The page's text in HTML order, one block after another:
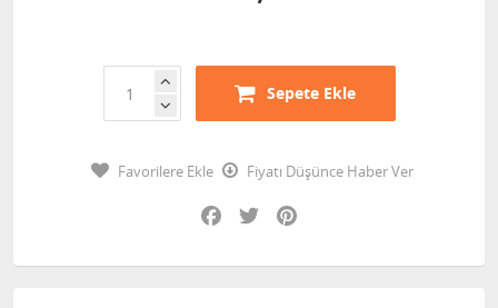
Sepete Ekle
Favorilere Ekle
Fiyatı Düşünce Haber Ver
Facebook
Twitter